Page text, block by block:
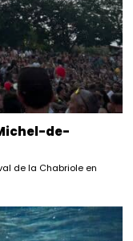
de-
de la Chabriole en